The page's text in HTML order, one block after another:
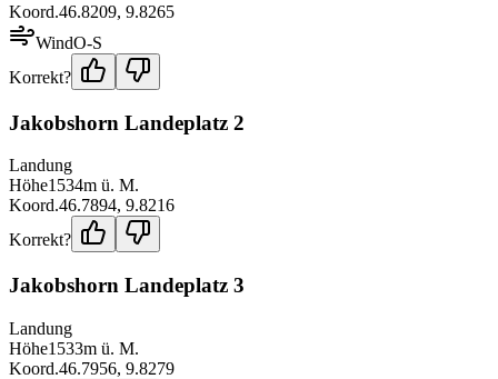
Koord.46.8209, 9.8265
WindO-S
Korrekt?
Jakobshorn Landeplatz 2
Landung
Höhe1534m ü. M.
Koord.46.7894, 9.8216
Korrekt?
Jakobshorn Landeplatz 3
Landung
Höhe1533m ü. M.
Koord.46.7956, 9.8279